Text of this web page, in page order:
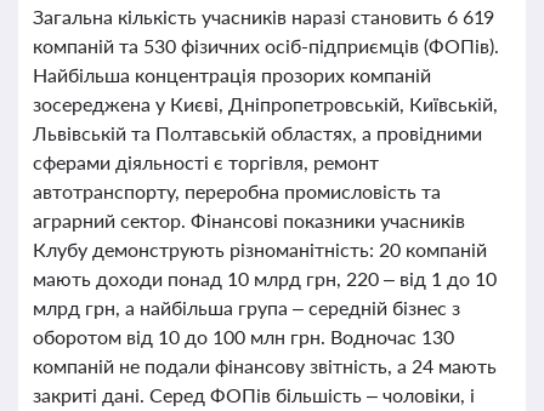
Загальна кількість учасників наразі становить 6 619
компаній та 530 фізичних осіб-підприємців (ФОПів).
Найбільша концентрація прозорих компаній
зосереджена у Києві, Дніпропетровській, Київській,
Львівській та Полтавській областях, а провідними
сферами діяльності є торгівля, ремонт
автотранспорту, переробна промисловість та
аграрний сектор. Фінансові показники учасників
Клубу демонструють різноманітність: 20 компаній
мають доходи понад 10 млрд грн, 220 – від 1 до 10
млрд грн, а найбільша група – середній бізнес з
оборотом від 10 до 100 млн грн. Водночас 130
компаній не подали фінансову звітність, а 24 мають
закриті дані. Серед ФОПів більшість – чоловіки, і